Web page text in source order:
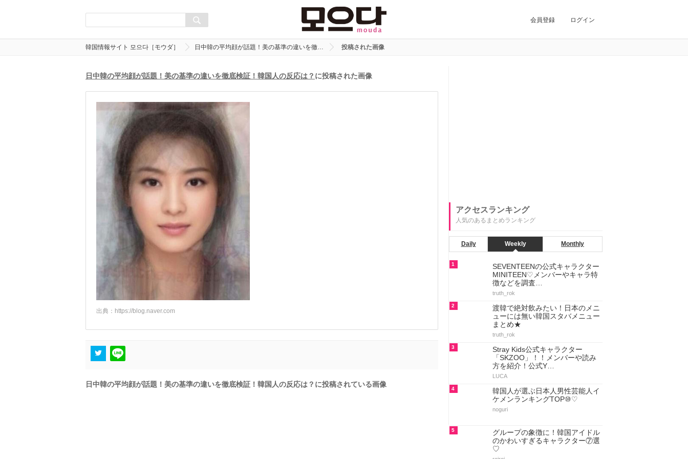
会員登録 ログイン
韓国情報サイト 모으다［モウダ］ 日中韓の平均顔が話題！美の基準の違いを徹… 投稿された画像
日中韓の平均顔が話題！美の基準の違いを徹底検証！韓国人の反応は？ に投稿された画像
出典： https://blog.naver.com
日中韓の平均顔が話題！美の基準の違いを徹底検証！韓国人の反応は？に投稿されている画像
アクセスランキング
人気のあるまとめランキング
Daily Weekly Monthly
1
SEVENTEENの公式キャラクター
MINITEEN♡メンバーやキャラ特
徴などを調査…
truth_rok
2
渡韓で絶対飲みたい！日本のメニ
ューには無い韓国スタバメニュー
まとめ★
truth_rok
3
Stray Kids公式キャラクター
「SKZOO」！！メンバーや読み
方を紹介！公式Y…
LUCA
4
韓国人が選ぶ日本人男性芸能人イ
ケメンランキングTOP⑩♡
noguri
5
グループの象徴に！韓国アイドル
のかわいすぎるキャラクター⑦選
♡